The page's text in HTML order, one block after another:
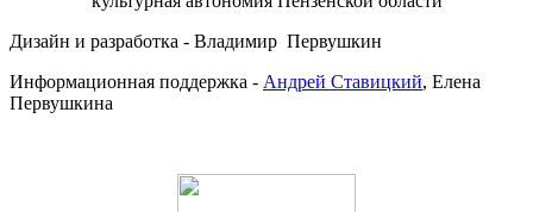
Дизайн и разработка - Владимир Первушкин
Информационная поддержка - Андрей Ставицкий, Елена
Первушкина